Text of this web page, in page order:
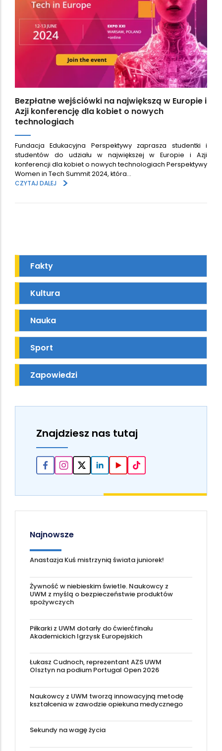
Bezpłatne wejściówki na największą w Europie i
Azji konferencję dla kobiet o nowych
technologiach
Fundacja Edukacyjna Perspektywy zaprasza studentki i
studentów do udziału w największej w Europie i Azji
konferencji dla kobiet o nowych technologiach Perspektywy
Women in Tech Summit 2024, która…
CZYTAJ DALEJ
>
Fakty
Kultura
Nauka
Sport
Zapowiedzi
Znajdziesz nas tutaj
Najnowsze
Anastazja Kuś mistrzynią świata juniorek!
Żywność w niebieskim świetle. Naukowcy z
UWM z myślą o bezpieczeństwie produktów
spożywczych
Piłkarki z UWM dotarły do ćwierćfinału
Akademickich Igrzysk Europejskich
Łukasz Cudnoch, reprezentant AZS UWM
Olsztyn na podium Portugal Open 2026
Naukowcy z UWM tworzą innowacyjną metodę
kształcenia w zawodzie opiekuna medycznego
Sekundy na wagę życia